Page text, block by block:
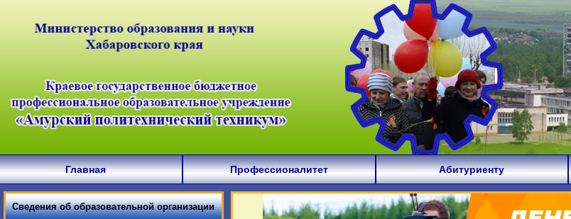
Главная Профессионалитет Абитуриенту
Сведения об образовательной организации